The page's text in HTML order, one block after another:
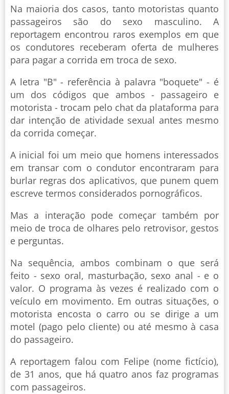
Na maioria dos casos, tanto motoristas quanto
passageiros são do sexo masculino. A
reportagem encontrou raros exemplos em que
os condutores receberam oferta de mulheres
para pagar a corrida em troca de sexo.
A letra "B" - referência à palavra "boquete" - é
um dos códigos que ambos - passageiro e
motorista - trocam pelo chat da plataforma para
dar intenção de atividade sexual antes mesmo
da corrida começar.
A inicial foi um meio que homens interessados
em transar com o condutor encontraram para
burlar regras dos aplicativos, que punem quem
escreve termos considerados pornográficos.
Mas a interação pode começar também por
meio de troca de olhares pelo retrovisor, gestos
e perguntas.
Na sequência, ambos combinam o que será
feito - sexo oral, masturbação, sexo anal - e o
valor. O programa às vezes é realizado com o
veículo em movimento. Em outras situações, o
motorista encosta o carro ou se dirige a um
motel (pago pelo cliente) ou até mesmo à casa
do passageiro.
A reportagem falou com Felipe (nome fictício),
de 31 anos, que há quatro anos faz programas
com passageiros.